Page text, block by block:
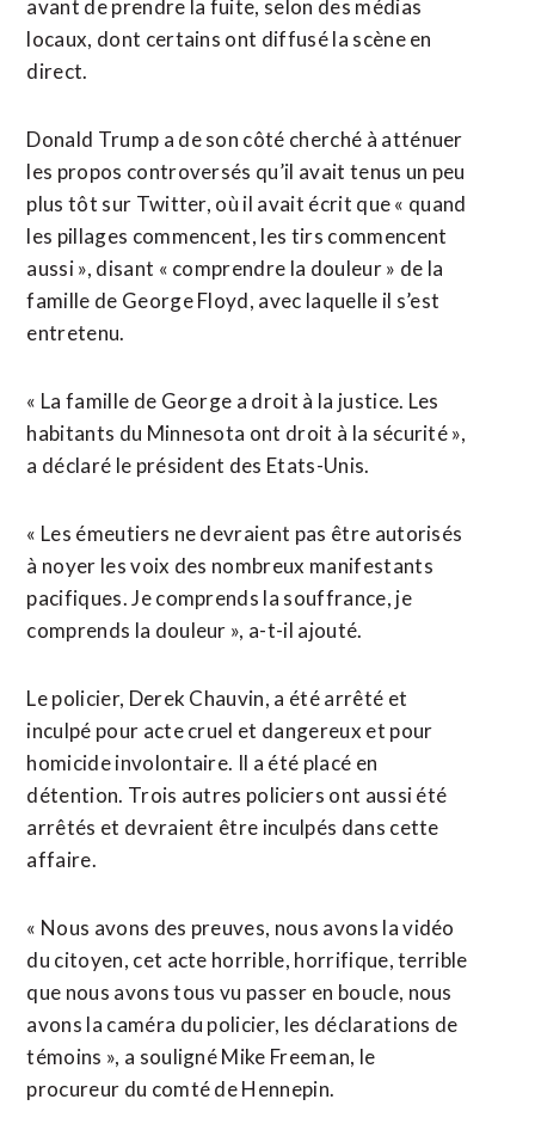
avant de prendre la fuite, selon des médias
locaux, dont certains ont diffusé la scène en
direct.
Donald Trump a de son côté cherché à atténuer
les propos controversés qu’il avait tenus un peu
plus tôt sur Twitter, où il avait écrit que « quand
les pillages commencent, les tirs commencent
aussi », disant « comprendre la douleur » de la
famille de George Floyd, avec laquelle il s’est
entretenu.
« La famille de George a droit à la justice. Les
habitants du Minnesota ont droit à la sécurité »,
a déclaré le président des Etats-Unis.
« Les émeutiers ne devraient pas être autorisés
à noyer les voix des nombreux manifestants
pacifiques. Je comprends la souffrance, je
comprends la douleur », a-t-il ajouté.
Le policier, Derek Chauvin, a été arrêté et
inculpé pour acte cruel et dangereux et pour
homicide involontaire. Il a été placé en
détention. Trois autres policiers ont aussi été
arrêtés et devraient être inculpés dans cette
affaire.
« Nous avons des preuves, nous avons la vidéo
du citoyen, cet acte horrible, horrifique, terrible
que nous avons tous vu passer en boucle, nous
avons la caméra du policier, les déclarations de
témoins », a souligné Mike Freeman, le
procureur du comté de Hennepin.